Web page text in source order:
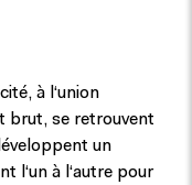
à l‘union
brut, se retrouvent
un
l‘un à l‘autre pour